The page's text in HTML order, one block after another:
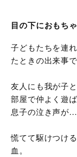
目の下におもち
子どもたちを連
たときの出来事で
友人にも我が子
部屋で仲よく遊
息子の泣き声が
慌てて駆けつけ
血。